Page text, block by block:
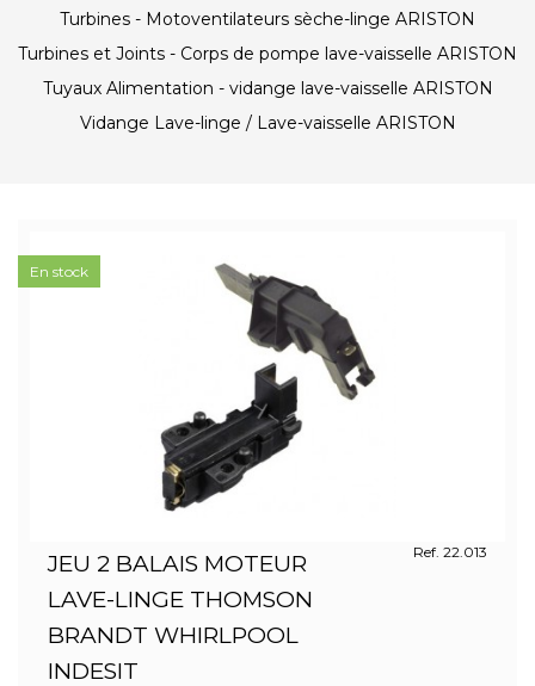
Turbines - Motoventilateurs sèche-linge ARISTON
Turbines et Joints - Corps de pompe lave-vaisselle ARISTON
Tuyaux Alimentation - vidange lave-vaisselle ARISTON
Vidange Lave-linge / Lave-vaisselle ARISTON
JEU 2 BALAIS MOTEUR
LAVE-LINGE THOMSON
BRANDT WHIRLPOOL
INDESIT
Ref. 22.013
En stock